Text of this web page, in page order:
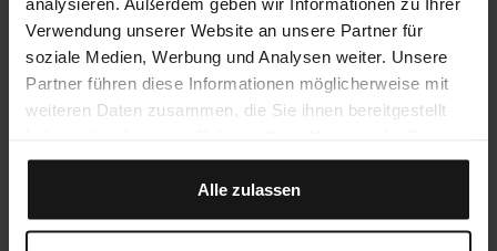
Verwendung unserer Website an unsere Partner für
soziale Medien, Werbung und Analysen weiter. Unsere
Partner führen diese Informationen möglicherweise mit
weiteren Daten zusammen, die Sie ihnen bereitgestellt
gesammelt haben.
Alle zulassen